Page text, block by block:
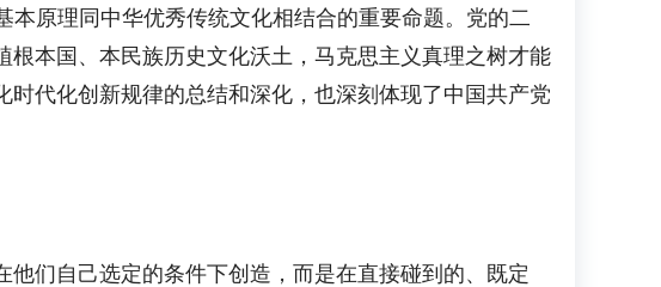
原理同中华优秀传统文化相结合的重要命题。党的二
本国、本民族历史文化沃土，马克思主义真理之树才能
代化创新规律的总结和深化，也深刻体现了中国共产党
们自己选定的条件下创造，而是在直接碰到的、既定